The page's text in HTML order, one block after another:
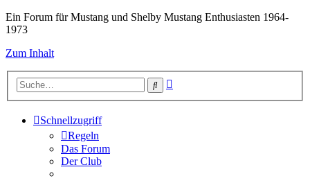
Ein Forum für Mustang und Shelby Mustang Enthusiasten 1964-
1973
Zum Inhalt
Suche
Schnellzugriff
Regeln
Das Forum
Der Club